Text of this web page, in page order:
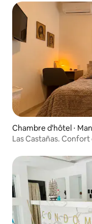
Chambre d'hôtel ⋅
Las Castañas.